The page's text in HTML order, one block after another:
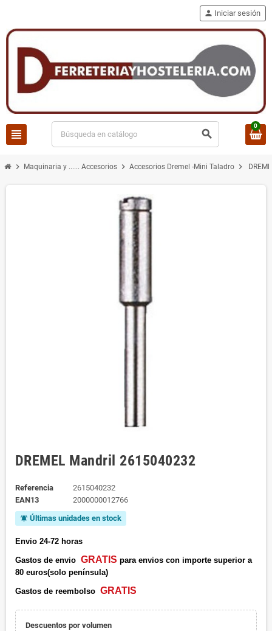
view_headline search
person Iniciar sesión
0
chevron_right Maquinaria y ...... Accesorios chevron_right Accesorios Dremel -Mini Taladro chevron_right
DREMEL Mandril 2615040232
Referencia
2615040232
EAN13
2000000012766
notifications_active Últimas unidades en stock
Envio 24-72 horas
Gastos de envio GRATIS para envios con importe superior a
80 euros(solo península)
Gastos de reembolso GRATIS
Descuentos por volumen